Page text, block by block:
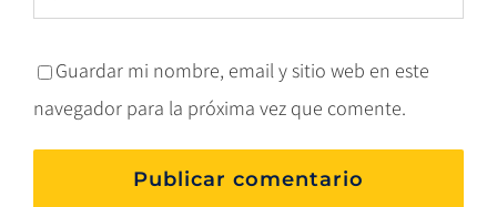
Guardar mi nombre, email y sitio web en este
navegador para la próxima vez que comente.